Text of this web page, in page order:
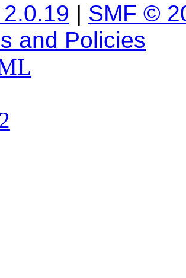
| SMF ©
and Policies